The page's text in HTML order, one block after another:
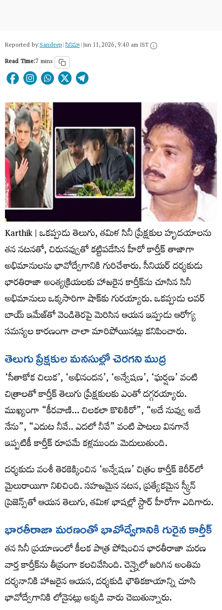
Reported by:Sandeep|సినిమా|Jun 11, 2026, 9:40 am IST
Read Time:7 mins
Karthik | ఒకప్పుడు తెలుగు, తమిళ సినీ ప్రేక్షకుల హృదయాలను
తన నటనతో, చిరునవ్వుతో కట్టిపడేసిన హీరో కార్తీక్ తాజాగా
అభిమానులను భావోద్వేగానికి గురిచేశారు. సీనియర్ దర్శకుడు
భారతిరాజా అంత్యక్రియలకు హాజరైన కార్తీక్‌ను చూసిన సినీ
అభిమానులు ఒక్కసారిగా షాక్‌కు గురయ్యారు. ఒకప్పుడు లవర్
బాయ్ ఇమేజ్‌తో వెండితెరపై మెరిసిన ఆయన ఇప్పుడు ఆరోగ్య
సమస్యల కారణంగా చాలా మారిపోయినట్లు కనిపించారు.
తెలుగు ప్రేక్షకుల మనసుల్లో చెరగని ముద్ర
‘సీతాకోక చిలుక’, ‘అభినందన’, ‘అన్వేషణ’, ‘ఘర్షణ’ వంటి
చిత్రాలతో కార్తీక్ తెలుగు ప్రేక్షకులకు ఎంతో దగ్గరయ్యారు.
ముఖ్యంగా “కీరవాణి… చిలకలా కొలికిరో”, “అదే నువ్వు అదే
నేను”, “ఎదుట నీవే.. ఎదలో నీవే” వంటి పాటలు వినగానే
ఇప్పటికీ కార్తీక్ రూపమే కళ్లముందు మెదులుతుంది.
దర్శకుడు వంశీ తెరకెక్కించిన ‘అన్వేషణ’ చిత్రం కార్తీక్ కెరీర్‌లో
మైలురాయిగా నిలిచింది. సహజమైన నటన, ప్రత్యేకమైన స్క్రీన్
ప్రెజెన్స్‌తో ఆయన తెలుగు, తమిళ భాషల్లో స్టార్ హీరోగా ఎదిగారు.
భారతీరాజా మరణంతో భావోద్వేగానికి గురైన కార్తీక్
తన సినీ ప్రయాణంలో కీలక పాత్ర పోషించిన భారతీరాజా మరణ
వార్త కార్తీక్‌ను తీవ్రంగా కలచివేసింది. చెన్నైలో జరిగిన అంతిమ
దర్శనానికి హాజరైన ఆయన, దర్శకుడి భౌతికకాయాన్ని చూసి
భావోద్వేగానికి లోనైనట్లు అక్కడి వారు చెబుతున్నారు.